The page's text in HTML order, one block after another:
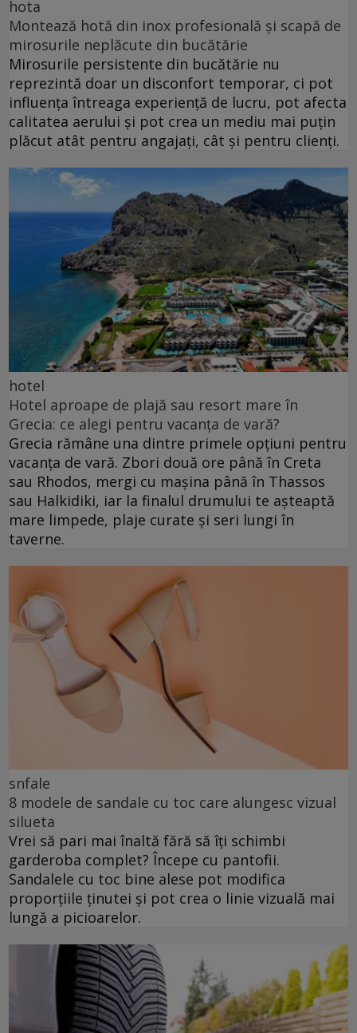
hota
Montează hotă din inox profesională și scapă de
mirosurile neplăcute din bucătărie
Mirosurile persistente din bucătărie nu
reprezintă doar un disconfort temporar, ci pot
influența întreaga experiență de lucru, pot afecta
calitatea aerului și pot crea un mediu mai puțin
plăcut atât pentru angajați, cât și pentru clienți.
hotel
Hotel aproape de plajă sau resort mare în
Grecia: ce alegi pentru vacanța de vară?
Grecia rămâne una dintre primele opțiuni pentru
vacanța de vară. Zbori două ore până în Creta
sau Rhodos, mergi cu mașina până în Thassos
sau Halkidiki, iar la finalul drumului te așteaptă
mare limpede, plaje curate și seri lungi în
taverne.
snfale
8 modele de sandale cu toc care alungesc vizual
silueta
Vrei să pari mai înaltă fără să îți schimbi
garderoba complet? Începe cu pantofii.
Sandalele cu toc bine alese pot modifica
proporțiile ținutei și pot crea o linie vizuală mai
lungă a picioarelor.